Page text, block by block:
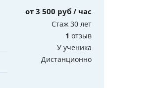
от 3 500 руб / час
Стаж 30 лет
1 отзыв
У ученика
Дистанционно